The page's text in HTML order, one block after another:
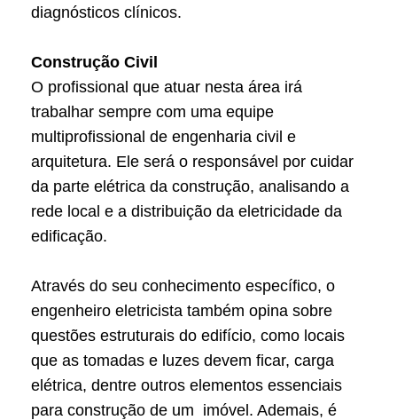
diagnósticos clínicos.
Construção Civil
O profissional que atuar nesta área irá
trabalhar sempre com uma equipe
multiprofissional de engenharia civil e
arquitetura. Ele será o responsável por cuidar
da parte elétrica da construção, analisando a
rede local e a distribuição da eletricidade da
edificação.
Através do seu conhecimento específico, o
engenheiro eletricista também opina sobre
questões estruturais do edifício, como locais
que as tomadas e luzes devem ficar, carga
elétrica, dentre outros elementos essenciais
para construção de um imóvel. Ademais, é